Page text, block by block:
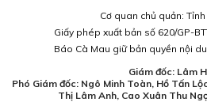
Cơ quan chủ quản:
Giấy phép xuất bản số 620/GP-
Báo Cà Mau giữ bản quyền nội
Giám đốc: Lâm
Phó Giám đốc: Ngô Minh Toàn, Hồ Tấn
Thị Lâm Anh, Cao Xuân Thu